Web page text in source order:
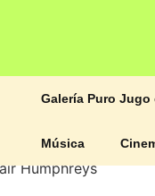
Galería Puro Jugo
Música